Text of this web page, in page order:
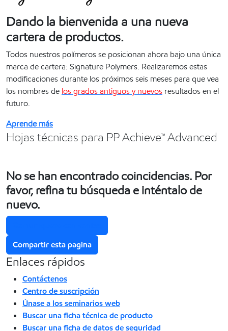
Dando la bienvenida a una nueva
cartera de productos.
Todos nuestros polímeros se posicionan ahora bajo una única
marca de cartera: Signature Polymers. Realizaremos estas
modificaciones durante los próximos seis meses para que vea
los nombres de los grados antiguos y nuevos resultados en el
futuro.
Aprende más
Hojas técnicas para PP Achieve™ Advanced
No se han encontrado coincidencias. Por
favor, refina tu búsqueda e inténtalo de
nuevo.
Compartir esta pagina
Enlaces rápidos
Contáctenos
Centro de suscripción
Únase a los seminarios web
Buscar una ficha técnica de producto
Buscar una ficha de datos de seguridad